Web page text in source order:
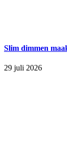
Slim dimmen
29 juli 2026